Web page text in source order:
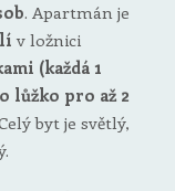
. Apartmán je
v ložnici
(každá 1
lůžko pro až 2
byt je světlý,